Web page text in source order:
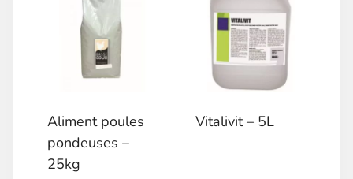
Aliment poules
pondeuses –
25kg
Vitalivit – 5L